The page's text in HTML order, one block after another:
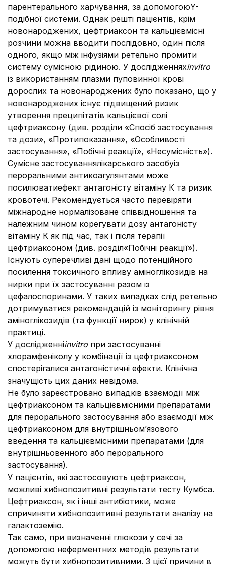
парентерального харчування, за допомогоюY-
подібної системи. Однак решті пацієнтів, крім
новонароджених, цефтриаксон та кальцієвмісні
розчини можна вводити послідовно, один після
одного, якщо між інфузіями ретельно промити
систему сумісною рідиною. У дослідженняхіnvitro
із використанням плазми пуповинної крові
дорослих та новонароджених було показано, що у
новонароджених існує підвищений ризик
утворення преципітатів кальцієвої солі
цефтриаксону (див. розділи «Спосіб застосування
та дози», «Протипоказання», «Особливості
застосування», «Побічні реакції», «Несумісність»).
Сумісне застосуваннялікарського засобуіз
пероральними антикоагулянтами може
посилюватиефект антагоністу вітаміну К та ризик
кровотечі. Рекомендується часто перевіряти
міжнародне нормалізоване співвідношення та
належним чином корегувати дозу антагоністу
вітаміну К як під час, так і після терапії
цефтриаксоном (див. розділ«Побічні реакції»).
Існують суперечливі дані щодо потенційного
посилення токсичного впливу аміноглікозидів на
нирки при їх застосуванні разом із
цефалоспоринами. У таких випадках слід ретельно
дотримуватися рекомендацій із моніторингу рівня
аміноглікозидів (та функції нирок) у клінічній
практиці.
У дослідженніinvitro при застосуванні
хлорамфеніколу у комбінації із цефтриаксоном
спостерігалися антагоністичні ефекти. Клінічна
значущість цих даних невідома.
Не було зареєстровано випадків взаємодії між
цефтриаксоном та кальцієвмісними препаратами
для перорального застосування або взаємодії між
цефтриаксоном для внутрішньом’язового
введення та кальцієвмісними препаратами (для
внутрішньовенного або перорального
застосування).
У пацієнтів, які застосовують цефтриаксон,
можливі хибнопозитивні результати тесту Кумбса.
Цефтриаксон, як і інші антибіотики, може
спричиняти хибнопозитивні результати аналізу на
галактоземію.
Так само, при визначенні глюкози у сечі за
допомогою неферментних методів результати
можуть бути хибнопозитивними. З цієї причини в